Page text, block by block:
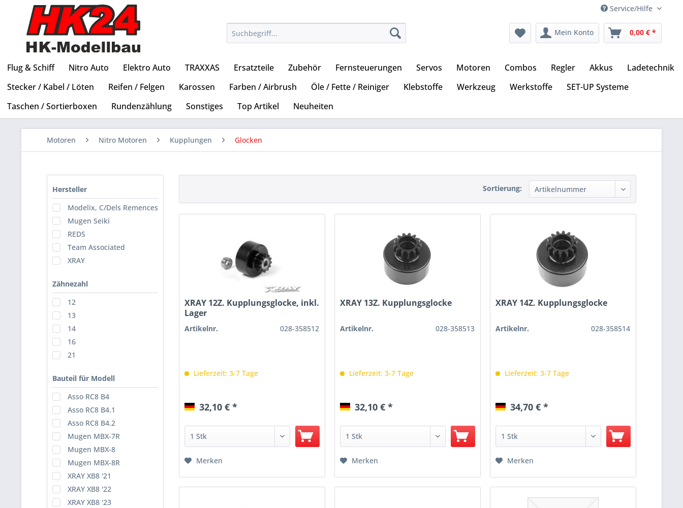
Service/Hilfe
Mein Konto 0,00 € *
Flug & Schiff Nitro Auto Elektro Auto TRAXXAS Ersatzteile Zubehör Fernsteuerungen Servos Motoren Combos Regler Akkus
Ladetechnik
Stecker / Kabel / Löten
Reifen / Felgen Karossen Farben / Airbrush Öle / Fette / Reiniger Klebstoffe Werkzeug Werkstoffe
SET-UP Systeme
Taschen / Sortierboxen
Rundenzählung Sonstiges Top Artikel Neuheiten
Motoren Nitro Motoren Kupplungen Glocken
Hersteller
Modelix, C/Dels Remences
Mugen Seiki
REDS
Team Associated
XRAY
Zähnezahl
12
13
14
16
21
Bauteil für Modell
Asso RC8 B4
Asso RC8 B4.1
Asso RC8 B4.2
Mugen MBX-7R
Mugen MBX-8
Mugen MBX-8R
XRAY XB8 '21
XRAY XB8 '22
XRAY XB8 '23
Sortierung:
XRAY 12Z. Kupplungsglocke, inkl.
Lager
Artikelnr. 028-358512
Lieferzeit: 3-7 Tage
32,10 € *
Merken
XRAY 13Z. Kupplungsglocke
Artikelnr. 028-358513
Lieferzeit: 3-7 Tage
32,10 € *
Merken
XRAY 14Z. Kupplungsglocke
Artikelnr. 028-358514
Lieferzeit: 3-7 Tage
34,70 € *
Merken